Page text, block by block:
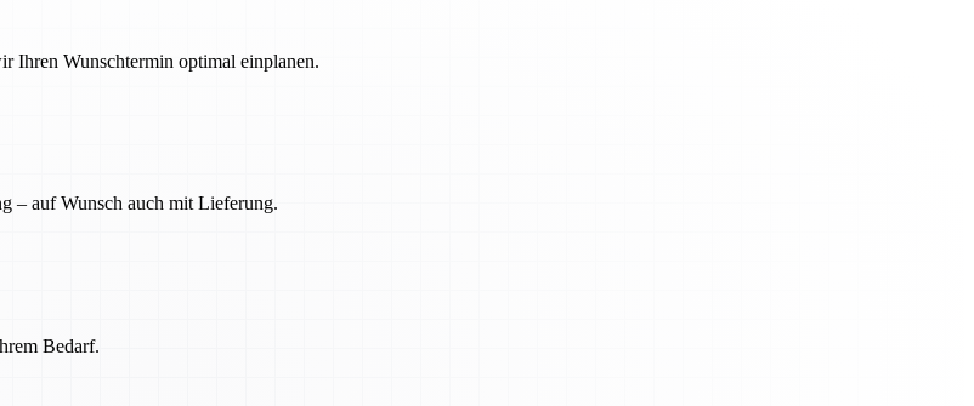
Ihren Wunschtermin optimal einplanen.
– auf Wunsch auch mit Lieferung.
Bedarf.